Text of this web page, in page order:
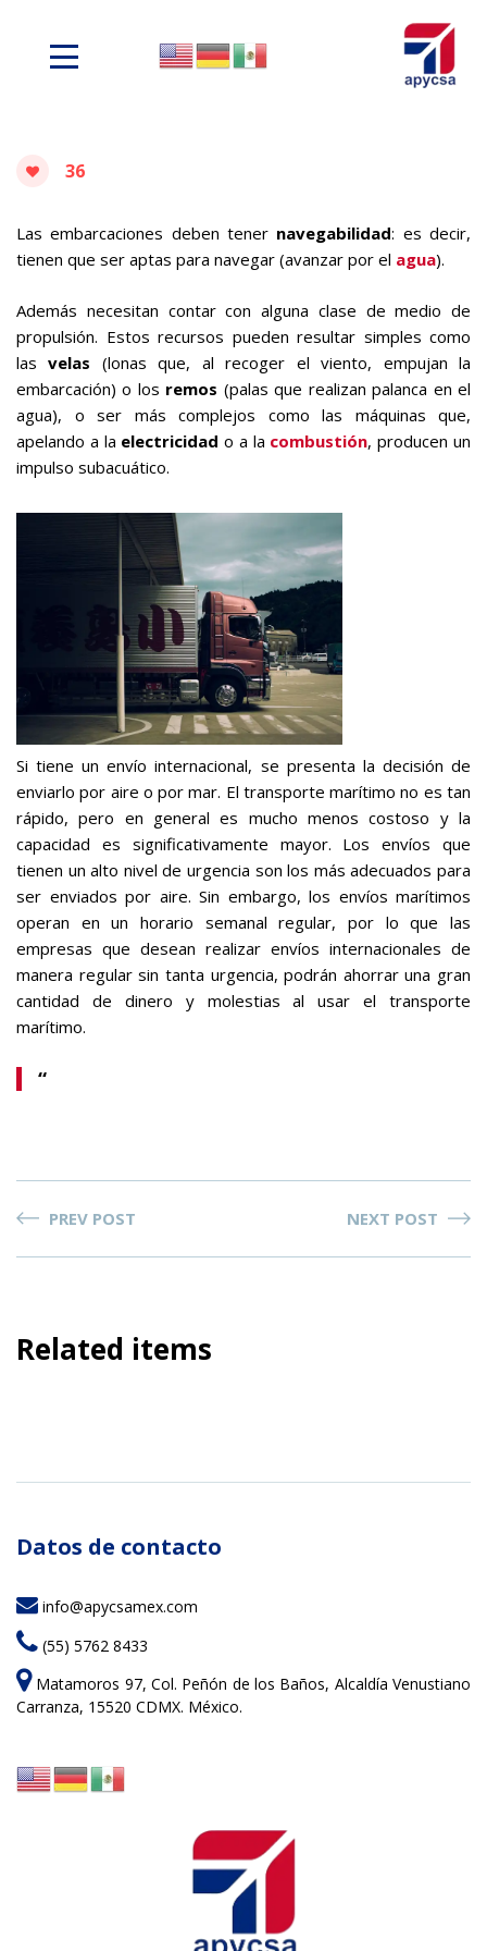
36
Las embarcaciones deben tener navegabilidad: es decir,
tienen que ser aptas para navegar (avanzar por el agua).
Además necesitan contar con alguna clase de medio de
propulsión. Estos recursos pueden resultar simples como
lasvelas (lonas que, al recoger el viento, empujan la
embarcación) o los remos (palas que realizan palanca en el
agua), o ser más complejos como las máquinas que,
apelando a la electricidad o a la combustión, producen un
impulso subacuático.
Si tiene un envío internacional, se presenta la decisión de
enviarlo por aire o por mar. El transporte marítimo no es tan
rápido, pero en general es mucho menos costoso y la
capacidad es significativamente mayor. Los envíos que
tienen un alto nivel de urgencia son los más adecuados para
ser enviados por aire. Sin embargo, los envíos marítimos
operan en un horario semanal regular, por lo que las
empresas que desean realizar envíos internacionales de
manera regular sin tanta urgencia, podrán ahorrar una gran
cantidad de dinero y molestias al usar el transporte
marítimo.
“
PREV POST NEXT POST
Related items
Datos de contacto
info@apycsamex.com
(55) 5762 8433
Matamoros 97, Col. Peñón de los Baños, Alcaldía Venustiano
Carranza, 15520 CDMX. México.